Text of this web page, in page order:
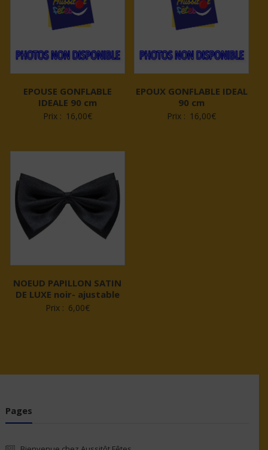
EPOUSE GONFLABLE
IDEALE 90 cm
Prix : 16,00€
EPOUX GONFLABLE IDEAL
90 cm
Prix : 16,00€
NOEUD PAPILLON SATIN
DE LUXE noir- ajustable
Prix : 6,00€
Pages